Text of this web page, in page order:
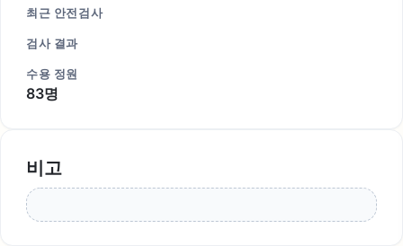
최근 안전검사
검사 결과
수용 정원
83명
비고